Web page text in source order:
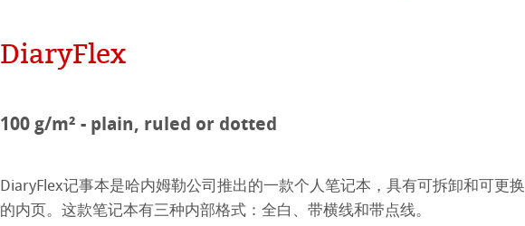
哑光面艺术纸 纹理面
艺术画布
ICC文件
ICC文件下载
如何安装ICC文件
联系我们
FineArt 相册 & QT Albums
内姆勒FineArt喷墨亚麻布相册
哈内姆勒艺术家系列美术纸
DiaryFlex
100 g/m² - plain, ruled or dotted
DiaryFlex记事本是哈内姆勒公司推出的一款个人笔记本，具有可拆卸和可更换
的内页。这款笔记本有三种内部格式：全白、带横线和带点线。